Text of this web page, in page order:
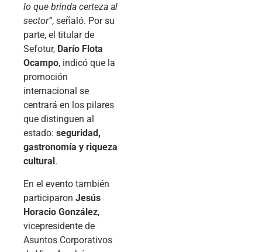
lo que brinda certeza al
sector”, señaló. Por su
parte, el titular de
Sefotur, Darío Flota
Ocampo, indicó que la
promoción
internacional se
centrará en los pilares
que distinguen al
estado: seguridad,
gastronomía y riqueza
cultural .
En el evento también
participaron Jesús
Horacio González,
vicepresidente de
Asuntos Corporativos